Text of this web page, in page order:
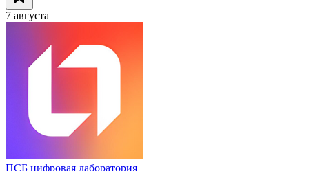
7 августа
ПСБ цифровая лаборатория